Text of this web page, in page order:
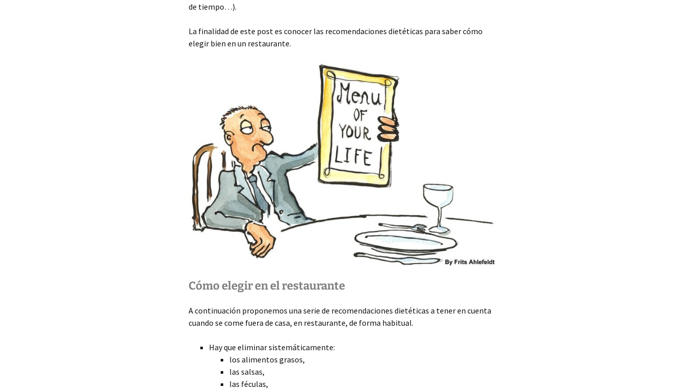
de tiempo…).
La finalidad de este post es conocer las recomendaciones dietéticas para saber cómo
elegir bien en un restaurante.
Cómo elegir en el restaurante
A continuación proponemos una serie de recomendaciones dietéticas a tener en cuenta
cuando se come fuera de casa, en restaurante, de forma habitual.
Hay que eliminar sistemáticamente:
los alimentos grasos,
las salsas,
las féculas,